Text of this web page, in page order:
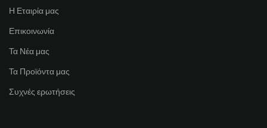
Η Εταιρία μας
Επικοινωνία
Τα Νέα μας
Τα Προϊόντα μας
Συχνές ερωτήσεις